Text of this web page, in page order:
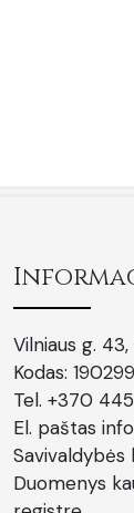
Vilniaus g.
Kodas:
Tel. +370
El. paštas
Savivaldybės
Duomenys